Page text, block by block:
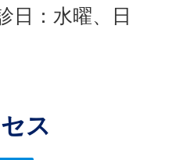
：水曜、日
ス